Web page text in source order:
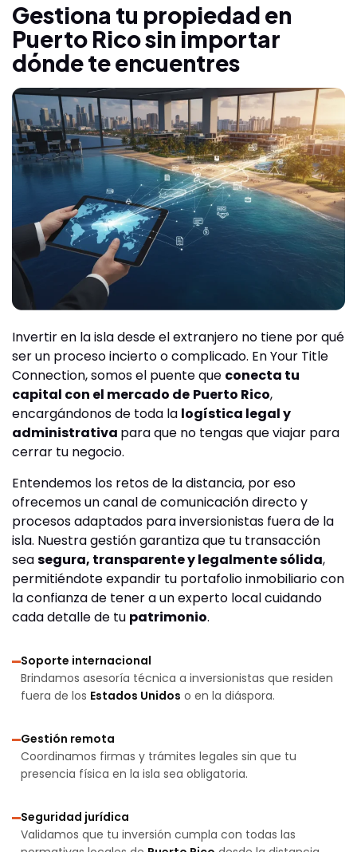
Gestiona tu propiedad en
Puerto Rico sin importar
dónde te encuentres
Invertir en la isla desde el extranjero no tiene por qué
ser un proceso incierto o complicado. En Your Title
Connection, somos el puente que conecta tu
capital con el mercado de Puerto Rico,
encargándonos de toda la logística legal y
administrativa para que no tengas que viajar para
cerrar tu negocio.
Entendemos los retos de la distancia, por eso
ofrecemos un canal de comunicación directo y
procesos adaptados para inversionistas fuera de la
isla. Nuestra gestión garantiza que tu transacción
seasegura, transparente y legalmente sólida,
permitiéndote expandir tu portafolio inmobiliario con
la confianza de tener a un experto local cuidando
cada detalle de tu patrimonio.
Soporte internacional
Brindamos asesoría técnica a inversionistas que residen
fuera de los Estados Unidos o en la diáspora.
Gestión remota
Coordinamos firmas y trámites legales sin que tu
presencia física en la isla sea obligatoria.
Seguridad jurídica
Validamos que tu inversión cumpla con todas las